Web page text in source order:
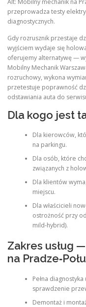
Alt: Mobilny mechanik na
przeprowadza testy
diagnostycznych.
Gdy rozrusznik przestaje
wyjściem wydaje się
oferujemy alternatywę —
Mobilny Mechanik
rozruchowy, wykona
przetestuje poprawność
odstawiania auta do
Dla kogo jest
Dla kierowców,
na parkingu.
Dla osób, które
związanych z
Dla klientów
miejscu.
Dla właścicieli
ostrożność przy
mild‑hybrid).
Zakres usług
na
Pełna
sprawdzenie
Demontaż i